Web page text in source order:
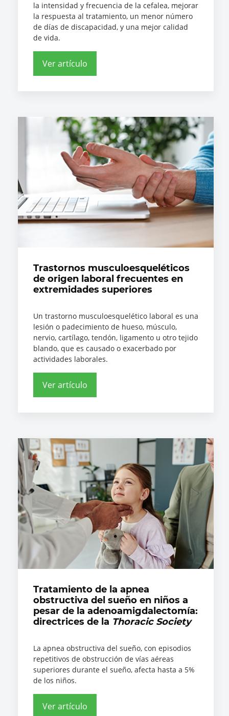
la intensidad y frecuencia de la cefalea, mejorar
la respuesta al tratamiento, un menor número
de días de discapacidad, y una mejor calidad
de vida.
Ver artículo
Trastornos musculoesqueléticos
de origen laboral frecuentes en
extremidades superiores
Un trastorno musculoesquelético laboral es una
lesión o padecimiento de hueso, músculo,
nervio, cartílago, tendón, ligamento u otro tejido
blando, que es causado o exacerbado por
actividades laborales.
Ver artículo
Tratamiento de la apnea
obstructiva del sueño en niños a
pesar de la adenoamigdalectomía:
directrices de la Thoracic Society
La apnea obstructiva del sueño, con episodios
repetitivos de obstrucción de vías aéreas
superiores durante el sueño, afecta hasta a 5%
de los niños.
Ver artículo